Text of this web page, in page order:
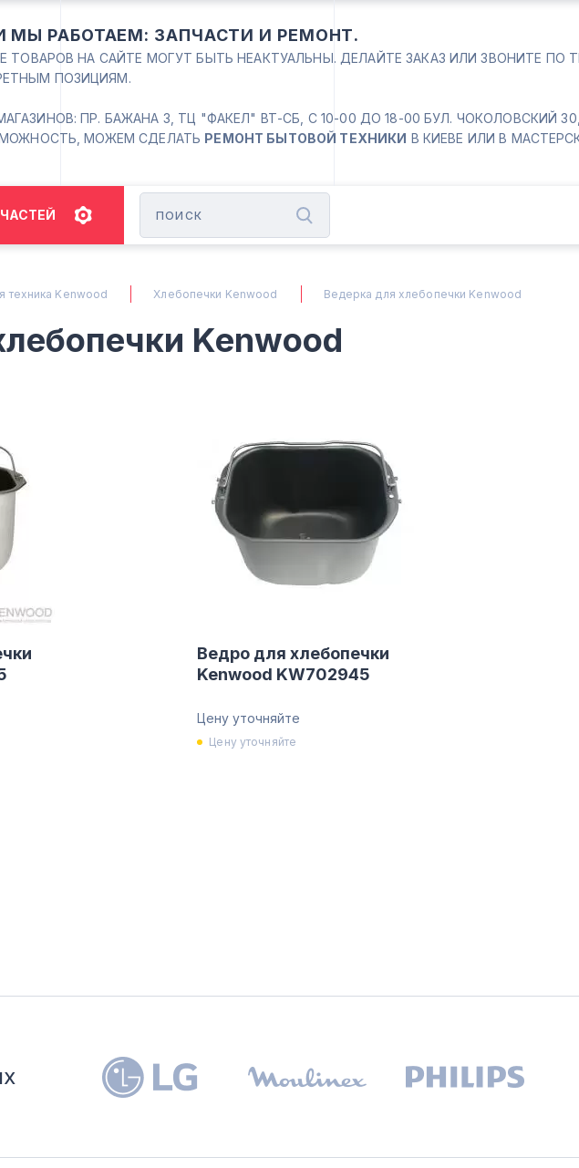
МЫ РАБОТАЕМ: ЗАПЧАСТИ И РЕМОНТ.
ТОВАРОВ НА САЙТЕ МОГУТ БЫТЬ НЕАКТУАЛЬНЫ. ДЕЛАЙТЕ ЗАКАЗ ИЛИ ЗВОНИТЕ
ПОЗИЦИЯМ.
ПР. БАЖАНА 3, ТЦ "ФАКЕЛ" ВТ-СБ, С 10-00 ДО 18-00 БУЛ. ЧОКОЛОВСКИЙ 30,
МОЖЕМ СДЕЛАТЬ РЕМОНТ БЫТОВОЙ ТЕХНИКИ В КИЕВЕ ИЛИ В
техника Kenwood Хлебопечки Kenwood Ведерка для хлебопечки Kenwood
Kenwood
Ведро для хлебопечки
Kenwood KW702945
Цену уточняйте
Цену уточняйте